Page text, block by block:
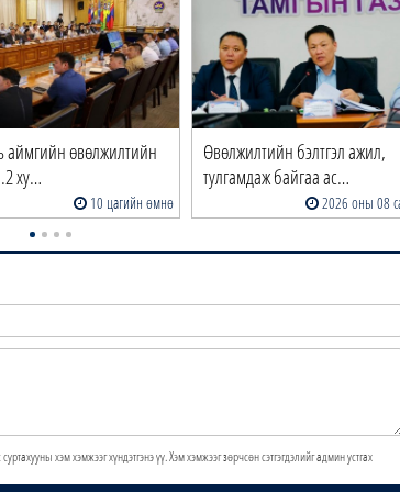
аймгийн өвөлжилтийн
ху…
10 цагийн өмнө
Өвөлжилтийн бэлтгэл ажил,
тулгамдаж байгаа ас…
2026 оны 08
хэм хэмжээг хүндэтгэнэ үү. Хэм хэмжээг зөрчсөн сэтгэгдэлийг админ устгах